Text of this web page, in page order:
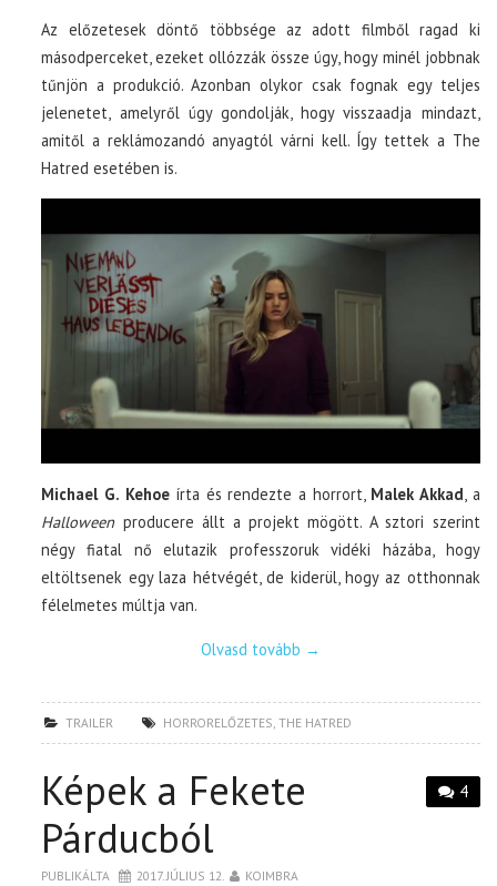
Az előzetesek döntő többsége az adott filmből ragad ki
másodperceket, ezeket ollózzák össze úgy, hogy minél jobbnak
tűnjön a produkció. Azonban olykor csak fognak egy teljes
jelenetet, amelyről úgy gondolják, hogy visszaadja mindazt,
amitől a reklámozandó anyagtól várni kell. Így tettek a The
Hatred esetében is.
Michael G. Kehoeírta és rendezte a horrort, Malek Akkad, a
Halloweenproducere állt a projekt mögött. A sztori szerint
négy fiatal nő elutazik professzoruk vidéki házába, hogy
eltöltsenek egy laza hétvégét, de kiderül, hogy az otthonnak
félelmetes múltja van.
Olvasd tovább →
TRAILER HORRORELŐZETES ,THE HATRED
4
Képek a Fekete
Párducból
PUBLIKÁLTA 2017. JÚLIUS 12. KOIMBRA